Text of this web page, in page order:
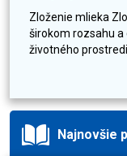
Zloženie mlieka
širokom rozsahu a
životného
Najnovšie